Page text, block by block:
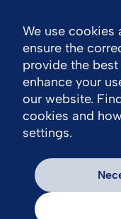
We use cookies
ensure the
provide the
enhance your
our website.
cookies and
settings.